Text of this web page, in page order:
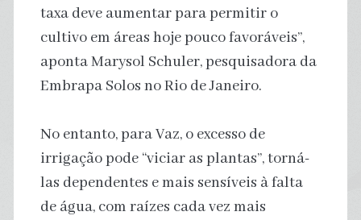
taxa deve aumentar para permitir o
cultivo em áreas hoje pouco favoráveis”,
aponta Marysol Schuler, pesquisadora da
Embrapa Solos no Rio de Janeiro.
No entanto, para Vaz, o excesso de
irrigação pode “viciar as plantas”, torná-
las dependentes e mais sensíveis à falta
de água, com raízes cada vez mais